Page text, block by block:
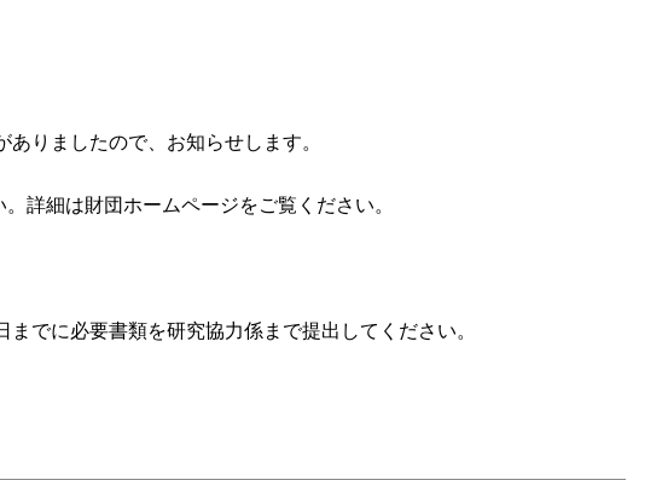
りましたので、お知らせします。
詳細は財団ホームページをご覧ください。
でに必要書類を研究協力係まで提出してください。